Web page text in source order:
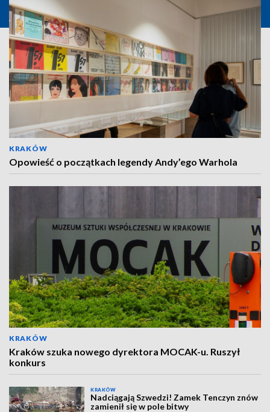
KRAKÓW
Opowieść o początkach legendy Andy’ego Warhola
KRAKÓW
Kraków szuka nowego dyrektora MOCAK-u. Ruszył
konkurs
KRAKÓW
Nadciągają Szwedzi! Zamek Tenczyn znów
zamienił się w pole bitwy